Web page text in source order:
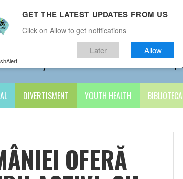
CONTACTE
DIVERTISMENT YOUTH HEALTH BIBLIOTECA
OFERĂ
GET THE LATEST UPDATES FROM US
Click on Allow to get notifications
Later Allow